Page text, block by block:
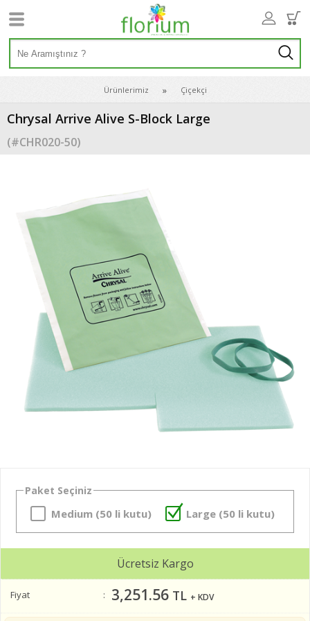
Ürünlerimiz Çiçekçi
Chrysal Arrive Alive S-Block Large
(#CHR020-50)
Paket Seçiniz
Medium (50 li kutu) Large (50 li kutu)
Ücretsiz Kargo
Fiyat 3,251.56 TL + KDV